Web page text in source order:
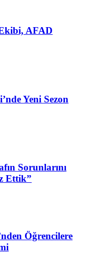
AFAD
Yeni Sezon
Sorunlarını
Ettik”
Öğrencilere